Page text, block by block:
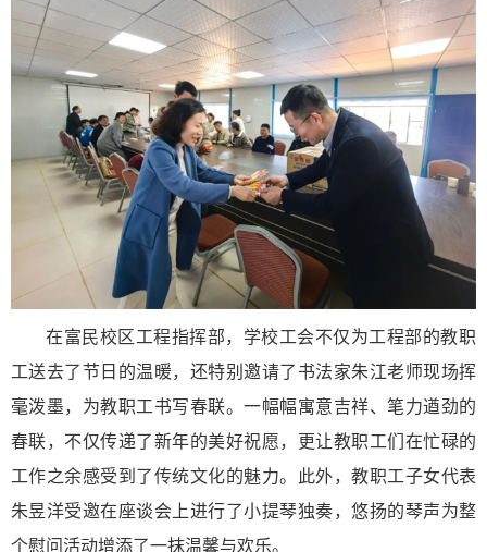
在富民校区工程指挥部，学校工会不仅为工程部的教职
工送去了节日的温暖，还特别邀请了书法家朱江老师现场挥
毫泼墨，为教职工书写春联。一幅幅寓意吉祥、笔力遒劲的
春联，不仅传递了新年的美好祝愿，更让教职工们在忙碌的
工作之余感受到了传统文化的魅力。此外，教职工子女代表
朱昱洋受邀在座谈会上进行了小提琴独奏，悠扬的琴声为整
个慰问活动增添了一抹温馨与欢乐。